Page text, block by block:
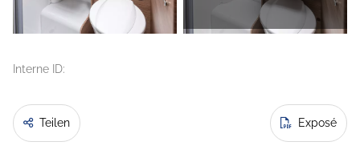
Interne ID:
Teilen Exposé